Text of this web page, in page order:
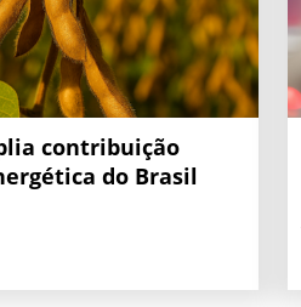
contribuição
do Brasil